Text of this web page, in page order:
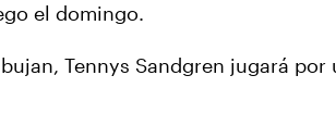
el domingo.
Tennys Sandgren jugará